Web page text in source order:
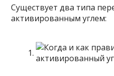
Существует два типа
активированным углем: